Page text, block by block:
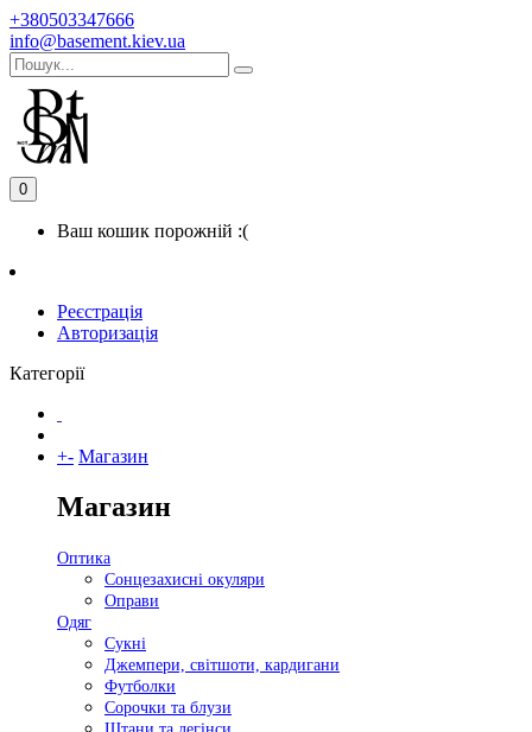
+380503347666
info@basement.kiev.ua
0
Ваш кошик порожній :(
Реєстрація
Авторизація
Категорії
+- Магазин
Магазин
Оптика
Сонцезахисні окуляри
Оправи
Одяг
Сукні
Джемпери, світшоти, кардигани
Футболки
Сорочки та блузи